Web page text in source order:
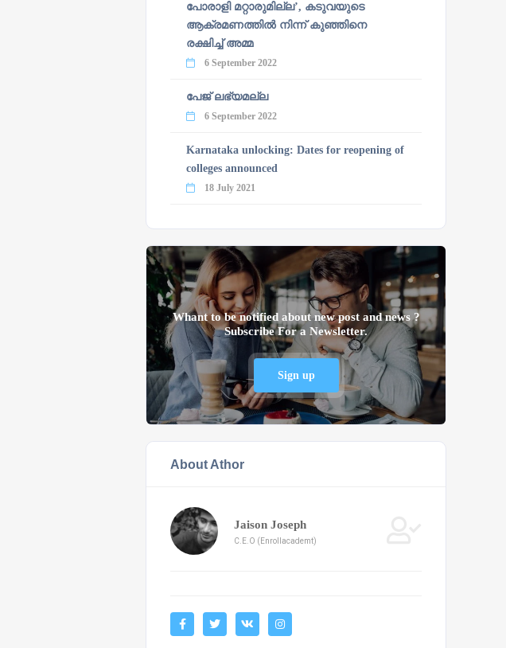
പോരാളി മറ്റാരുമില്ല’, കടുവയുടെ
ആക്രമണത്തില്‍ നിന്ന് കുഞ്ഞിനെ
രക്ഷിച്ച് അമ്മ
6 September 2022
പേജ് ലഭ്യമല്ല
6 September 2022
Karnataka unlocking: Dates for reopening of
colleges announced
18 July 2021
Whant to be notified about new post and news ?
Subscribe For a Newsletter.
Sign up
About Athor
Jaison Joseph
C.E.O (Enrollacademt)